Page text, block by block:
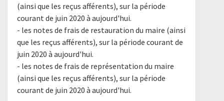
(ainsi que les reçus afférents), sur la période
courant de juin 2020 à aujourd'hui.
- les notes de frais de restauration du maire (ainsi
que les reçus afférents), sur la période courant de
juin 2020 à aujourd'hui.
- les notes de frais de représentation du maire
(ainsi que les reçus afférents), sur la période
courant de juin 2020 à aujourd'hui.